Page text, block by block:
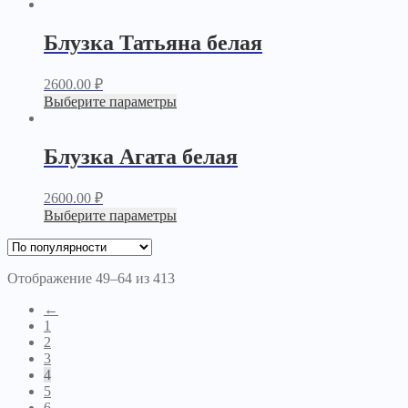
Блузка Татьяна белая
2600.00 ₽
Выберите параметры
Блузка Агата белая
2600.00 ₽
Выберите параметры
Отображение 49–64 из 413
←
1
2
3
4
5